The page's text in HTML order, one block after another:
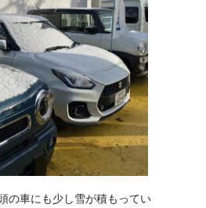
の車にも少し雪が積もってい